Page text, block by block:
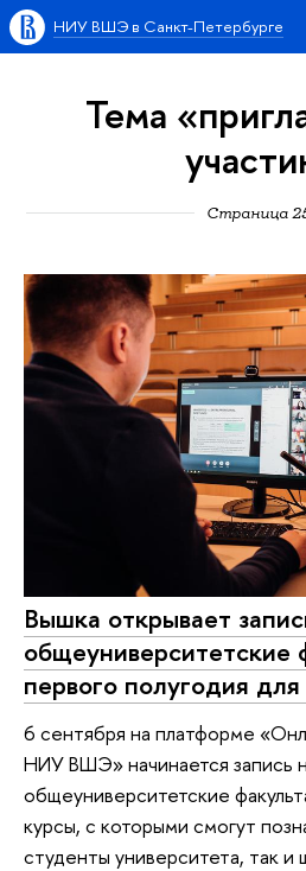
НИУ ВШЭ в Санкт-Петербурге
Тема
Страница
Вышка открывает
общеуниверситетские
первого полугодия для
6 сентября на платформе
НИУ ВШЭ» начинается запись
общеуниверситетские
курсы, с которыми смогут
студенты университета, так и